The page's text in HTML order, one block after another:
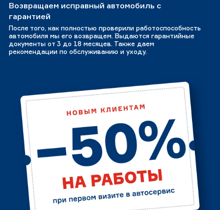
Возвращаем исправный автомобиль с
гарантией
После того, как полностью проверили работоспособность
автомобиля мы его возвращем. Выдаются гарантийные
документы от 3 до 18 месяцев. Также даем
рекомендации по обслуживанию и уходу.